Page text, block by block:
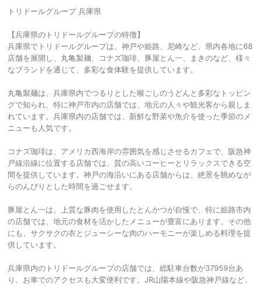
トリドールグループ 兵庫県
【兵庫県のトリドールグループの特徴】
兵庫県でトリドールグループは、神戸や姫路、尼崎など、県内各地に68
店舗を展開し、丸亀製麺、コナズ珈琲、豚屋とん一、まきのなど、様々
なブランドを通じて、多彩な食体験を提供しています。
丸亀製麺は、兵庫県内でつるりとした喉ごしのうどんと多彩なトッピン
グで知られ、特に神戸市内の店舗では、地元の人々や観光客から親しま
れています。兵庫県内の店舗では、新鮮な野菜や魚介を使った季節のメ
ニューも人気です。
コナズ珈琲は、アメリカ西海岸の雰囲気を感じさせるカフェで、阪急神
戸線沿線に位置する店舗では、質の高いコーヒーとリラックスできる空
間を提供しています。神戸の海沿いにある店舗からは、絶景を眺めなが
らのんびりとした時間を過ごせます。
豚屋とん一は、上質な豚肉を使用したとんかつが自慢で、特に姫路市内
の店舗では、地元の食材を活かしたメニューが豊富にあります。その他
にも、サクサクの衣とジューシーな肉のハーモニーが楽しめる料理を提
供しています。
兵庫県内のトリドールグループの店舗では、総駐車台数が37959台あ
り、お車でのアクセスも大変便利です。JR山陽本線や阪急神戸線など、